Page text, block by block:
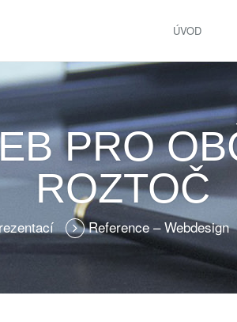
ÚVOD
PRO
ROZTOČ
Reference – Webdesign